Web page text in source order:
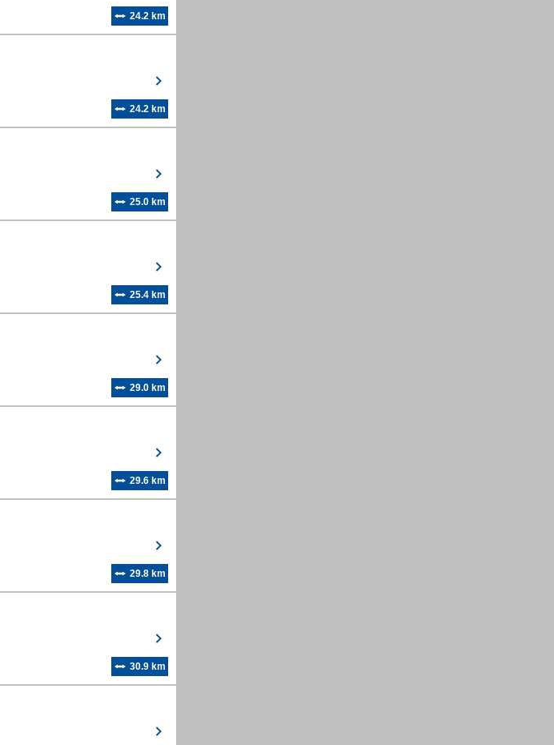
24.2 km
24.2 km
25.0 km
25.4 km
29.0 km
29.6 km
29.8 km
30.9 km